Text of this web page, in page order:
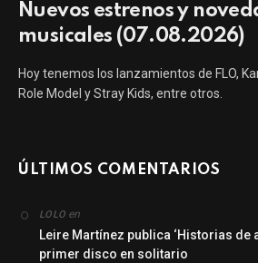
Nuevos estrenos y
musicales (07.08.2026)
Hoy tenemos los lanzamientos de FLO,
Role Model y Stray Kids, entre otros.
ÚLTIMOS COMENTARIOS
LOLO en
Leire Martínez publica ‘Historias de
primer disco en solitario